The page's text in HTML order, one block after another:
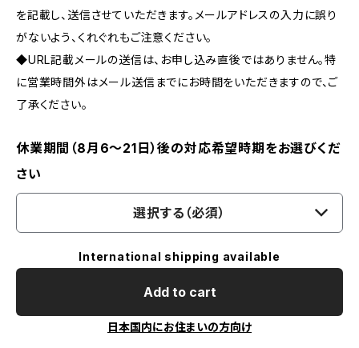
を記載し、送信させていただきます。メールアドレスの入力に誤り
がないよう、くれぐれもご注意ください。
◆URL記載メールの送信は、お申し込み直後ではありません。特
に営業時間外はメール送信までにお時間をいただきますので、ご
了承ください。
休業期間（8月6〜21日）後の対応希望時期をお選びくだ
さい
選択する（必須）
International shipping available
Add to cart
日本国内にお住まいの方向け